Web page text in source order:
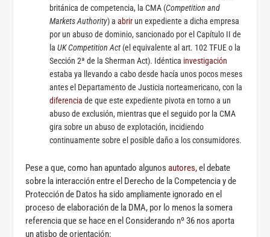
británica de competencia, la CMA (Competition and
Markets Authority) aabrir un expediente a dicha empresa
por un abuso de dominio, sancionado por el Capítulo II de
laUK Competition Act (el equivalente al art. 102 TFUE o la
Sección 2ª de la Sherman Act). Idéntica investigación
estaba ya llevando a cabo desde hacía unos pocos meses
antes el Departamento de Justicia norteamericano, con la
diferencia de que este expediente pivota en torno a un
abuso de exclusión, mientras que el seguido por la CMA
gira sobre un abuso de explotación, incidiendo
continuamente sobre el posible daño a los consumidores.
Pese a que, como han apuntado algunosautores, el debate
sobre la interacción entre el Derecho de la Competencia y de
Protección de Datos ha sido ampliamente ignorado en el
proceso de elaboración de la DMA, por lo menos la somera
referencia que se hace en el Considerando nº 36 nos aporta
un atisbo de orientación: